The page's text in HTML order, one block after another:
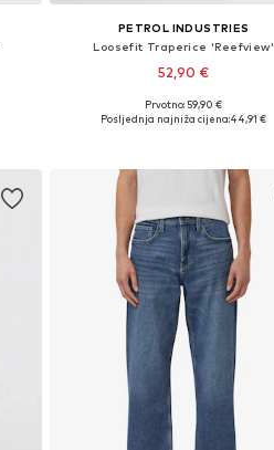
PETROL INDUSTRIES
Loosefit Traperice 'Reefview'
52,90 €
Dostupno u više veličina
Prvotno: 59,90 €
Posljednja najniža cijena:44,91 €